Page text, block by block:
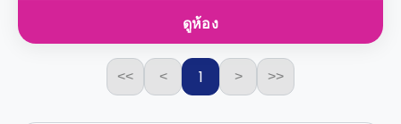
ดูห้อง
<< < 1 > >>